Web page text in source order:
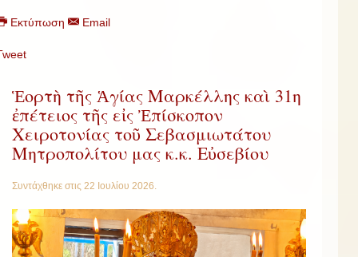
Εκτύπωση Email
Ἑορτὴ τῆς Ἁγίας Μαρκέλλης καὶ 31η
ἐπέτειος τῆς εἰς Ἐπίσκοπον
Χειροτονίας τοῦ Σεβασμιωτάτου
Μητροπολίτου μας κ.κ. Εὐσεβίου
Συντάχθηκε στις 22 Ιουλίου 2026.